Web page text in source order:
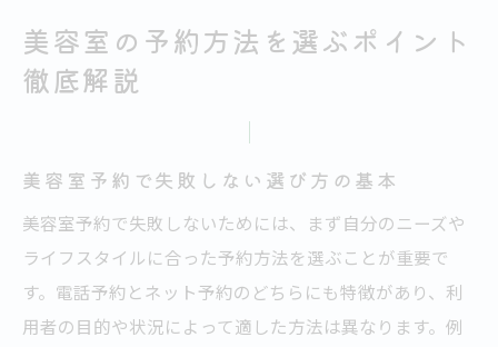
ネット予約と電話予約の違いを知りたい方へ
美容室ネット予約と電話予約の主な違いと
美容室予約でなぜネット派が増えているの
電話予約とネット予約使い分けの実際のメ
リット
美容室ネット予約の仕組みと活用ポイント
美容室の予約方法を選ぶポイント
徹底解説
美容室予約で失敗しない選び方の基本
美容室予約で失敗しないためには、まず自分のニーズや
ライフスタイルに合った予約方法を選ぶことが重要で
す。電話予約とネット予約のどちらにも特徴があり、利
用者の目的や状況によって適した方法は異なります。例